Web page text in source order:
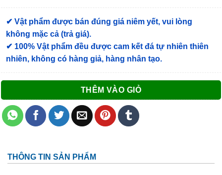
✔ Vật phẩm được bán đúng giá niêm yết, vui lòng
không mặc cả (trả giá).
✔ 100% Vật phẩm đều được cam kết đá tự nhiên thiên
nhiên, không có hàng giả, hàng nhân tạo.
THÊM VÀO GIỎ
THÔNG TIN SẢN PHẨM